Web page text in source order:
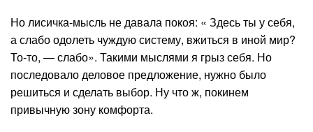
Но лисичка-мысль не давала покоя: « Здесь ты у себя,
а слабо одолеть чуждую систему, вжиться в иной мир?
То-то, — слабо». Такими мыслями я грыз себя. Но
последовало деловое предложение, нужно было
решиться и сделать выбор. Ну что ж, покинем
привычную зону комфорта.